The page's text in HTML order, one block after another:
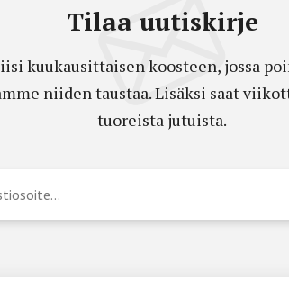
Tilaa uutiskirje
kuukausittaisen koosteen, jossa
niiden taustaa. Lisäksi saat
tuoreista jutuista.